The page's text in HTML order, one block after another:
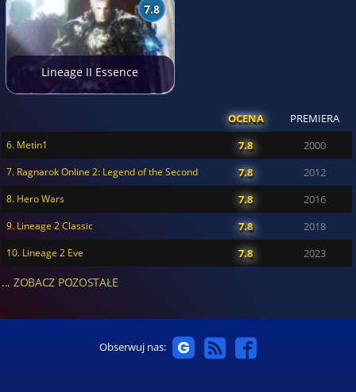
7.8
Lineage II Essence
OCENA PREMIERA
6. Metin1 7.8 2000
7. Ragnarok Online 2: Legend of the Second 7.8 2012
8. Hero Wars 7.8 2016
9. Lineage 2 Classic 7.8 2018
10. Lineage 2 Eve 7.8 2023
... ZOBACZ POZOSTAŁE
Obserwuj nas: